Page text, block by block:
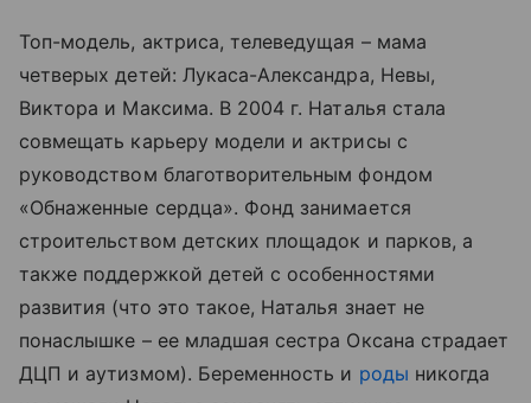
Топ-модель, актриса, телеведущая – мама
четверых детей: Лукаса-Александра, Невы,
Виктора и Максима. В 2004 г. Наталья стала
совмещать карьеру модели и актрисы с
руководством благотворительным фондом
«Обнаженные сердца». Фонд занимается
строительством детских площадок и парков, а
также поддержкой детей с особенностями
развития (что это такое, Наталья знает не
понаслышке – ее младшая сестра Оксана страдает
ДЦП и аутизмом). Беременность и роды никогда